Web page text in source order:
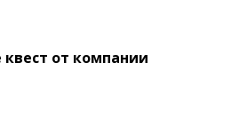
от компании